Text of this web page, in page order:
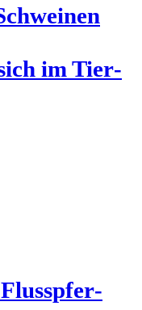
im Tier­
Fluss­pfer­